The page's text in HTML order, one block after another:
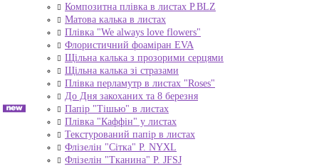
Композитна плівка в листах Р.BLZ
Матова калька в листах
Плівка "We always love flowers"
Флористичний фоаміран EVA
Щільна калька з прозорими серцями
Щільна калька зі стразами
Плівка перламутр в листах "Roses"
До Дня закоханих та 8 березня
Папір "Тішью" в листах
Плівка "Каффін" у листах
Текстурований папір в листах
Флізелін "Сітка" P. NYXL
Флізелін "Тканина" P. JFSJ